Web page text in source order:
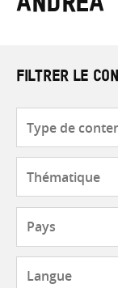
Andrea
FILTRER LE